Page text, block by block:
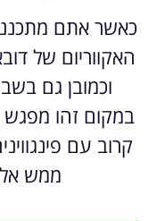
כאשר אתם
האקווריום של
וכמובן גם
במקום זהו מפגש
קרוב עם
ממש